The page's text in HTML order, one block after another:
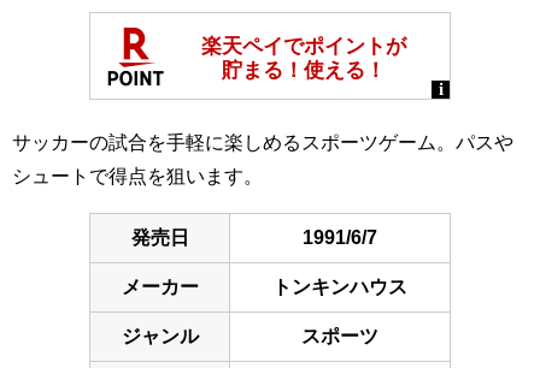
サッカーの試合を手軽に楽しめるスポーツゲーム。パスや
シュートで得点を狙います。
発売日 1991/6/7
メーカー トンキンハウス
ジャンル スポーツ